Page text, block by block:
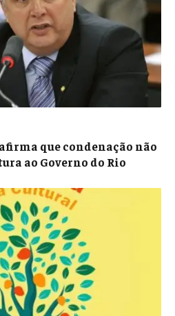
que condenação não
ao Governo do Rio